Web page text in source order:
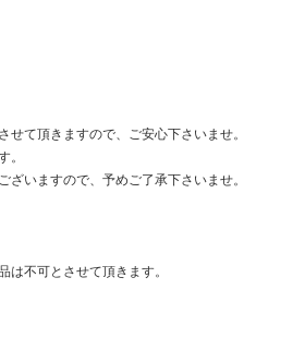
て頂きますので、ご安心下さいませ。
。
いますので、予めご了承下さいませ。
不可とさせて頂きます。